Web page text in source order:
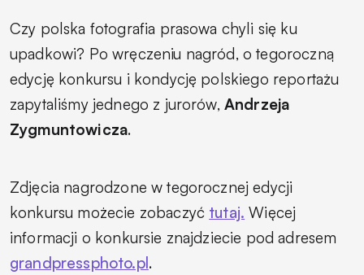
Czy polska fotografia prasowa chyli się ku
upadkowi? Po wręczeniu nagród, o tegoroczną
edycję konkursu i kondycję polskiego reportażu
zapytaliśmy jednego z jurorów, Andrzeja
Zygmuntowicza.
Zdjęcia nagrodzone w tegorocznej edycji
konkursu możecie zobaczyć tutaj. Więcej
informacji o konkursie znajdziecie pod adresem
grandpressphoto.pl.